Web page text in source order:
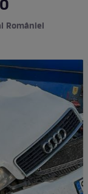
României